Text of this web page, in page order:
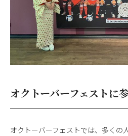
オクトーバーフェストに
オクトーバーフェストでは、多くの